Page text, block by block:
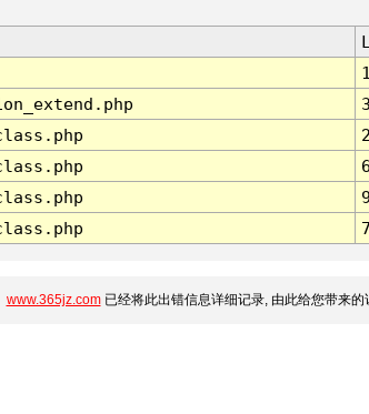
www.365jz.com已经将此出错信息详细记录, 由此给您带来的